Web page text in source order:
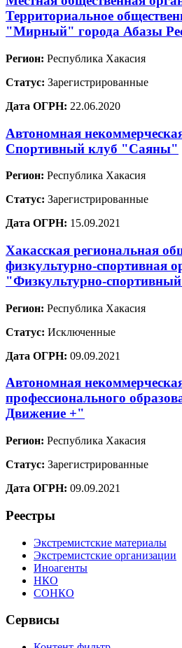
Территориальное
"Мирный" города Абазы
Регион: Республика Хакасия
Статус: Зарегистрированные
Дата ОГРН: 22.06.2020
Автономная
Спортивный клуб "Саяны"
Регион: Республика Хакасия
Статус: Зарегистрированные
Дата ОГРН: 15.09.2021
Хакасская региональная
физкультурно-спортивная
"Физкультурно-
Регион: Республика Хакасия
Статус: Исключенные
Дата ОГРН: 09.09.2021
Автономная
профессионального
Движение +"
Регион: Республика Хакасия
Статус: Зарегистрированные
Дата ОГРН: 09.09.2021
Реестры
Экстремистские материалы
Экстремистские организации
Иноагенты
НКО
СОНКО
Сервисы